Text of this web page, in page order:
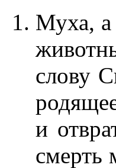
Муха, а
слову
и
смерть